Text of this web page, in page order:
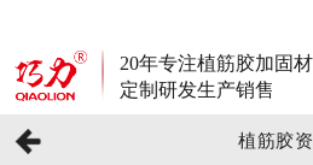
20年专注植筋胶加固
定制研发生产销售
植筋胶